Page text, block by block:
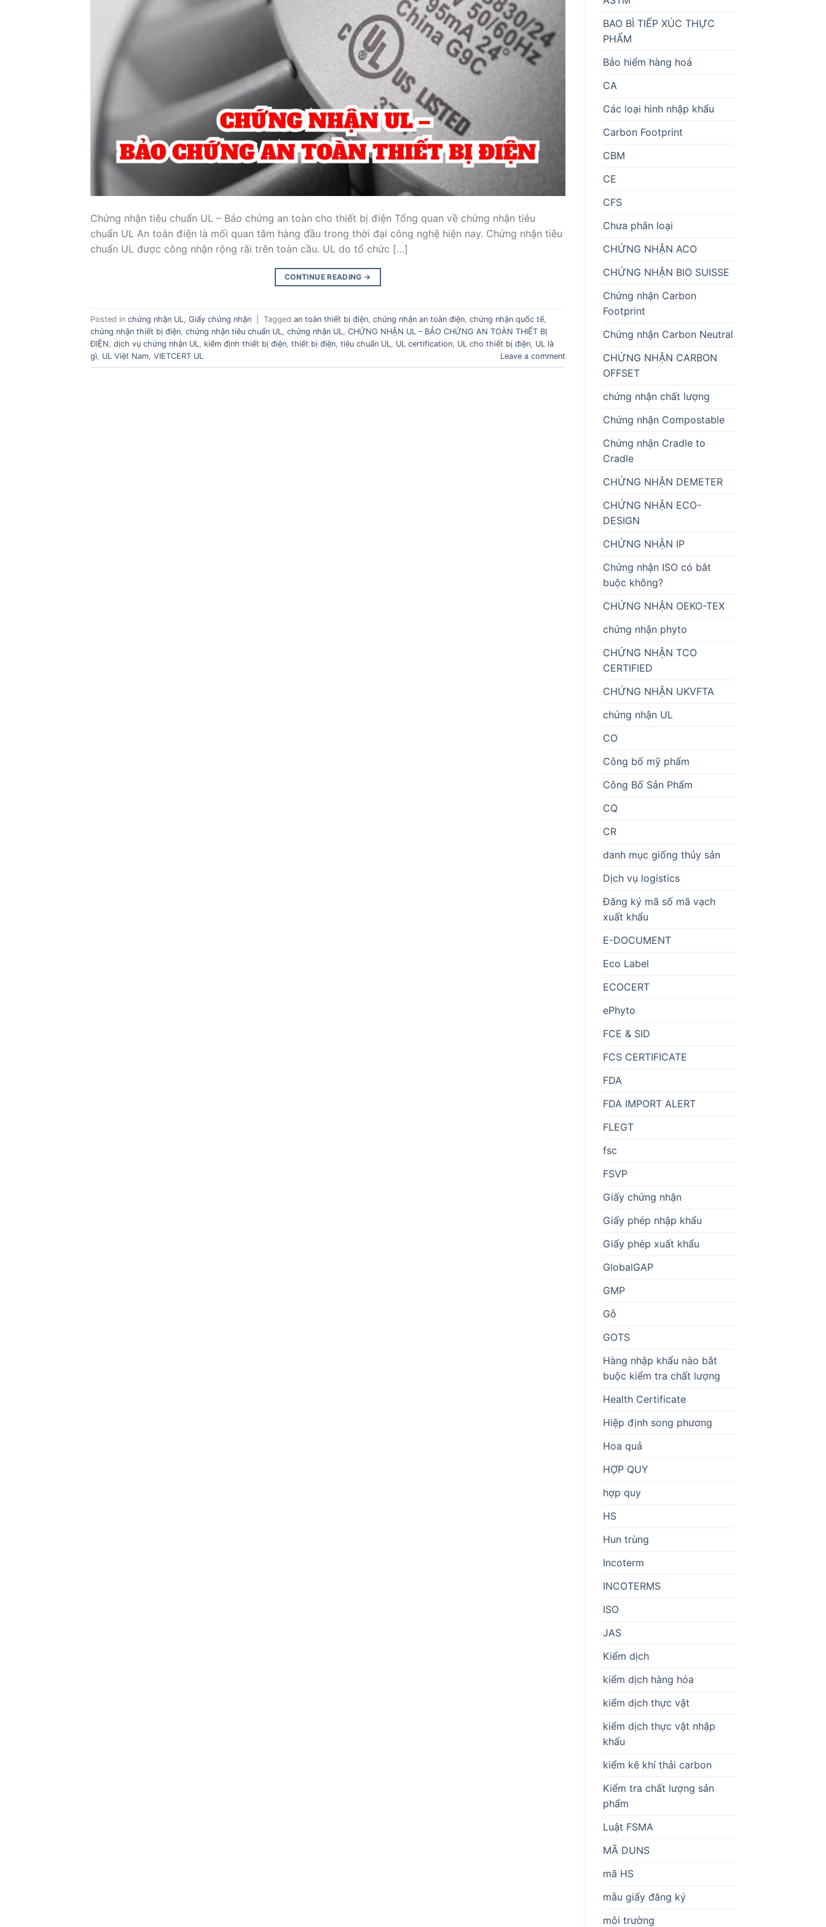
Chứng nhận tiêu chuẩn UL – Bảo chứng an toàn cho thiết bị điện Tổng quan về chứng nhận tiêu
chuẩn UL An toàn điện là mối quan tâm hàng đầu trong thời đại công nghệ hiện nay. Chứng nhận tiêu
chuẩn UL được công nhận rộng rãi trên toàn cầu. UL do tổ chức […]
CONTINUE READING →
Posted in chứng nhận UL Giấy chứng nhận Tagged an toàn thiết bị điện chứng nhận an toàn điện chứng nhận quốc tế,
chứng nhận thiết bị điện chứng nhận tiêu chuẩn UL chứng nhận UL
CHỨNG NHẬN UL – BẢO CHỨNG AN TOÀN THIẾT BỊ
ĐIỆN dịch vụ chứng nhận UL kiểm định thiết bị điện thiết bị điện tiêu chuẩn UL UL certification UL cho thiết bị điện UL là
gì
UL Việt Nam VIETCERT UL Leave a comment
BAO BÌ TIẾP XÚC THỰC
PHẨM
Bảo hiểm hàng hoá
CA
Các loại hình nhập khẩu
Carbon Footprint
CBM
CE
CFS
Chưa phân loại
CHỨNG NHẬN ACO
CHỨNG NHẬN BIO SUISSE
Chứng nhận Carbon
Footprint
Chứng nhận Carbon Neutral
CHỨNG NHẬN CARBON
OFFSET
chứng nhận chất lượng
Chứng nhận Compostable
Chứng nhận Cradle to
Cradle
CHỨNG NHẬN DEMETER
CHỨNG NHẬN ECO-
DESIGN
CHỨNG NHẬN IP
Chứng nhận ISO có bắt
buộc không?
CHỨNG NHẬN OEKO-TEX
chứng nhận phyto
CHỨNG NHẬN TCO
CERTIFIED
CHỨNG NHẬN UKVFTA
chứng nhận UL
CO
Công bố mỹ phẩm
Công Bố Sản Phẩm
CQ
CR
danh mục giống thủy sản
Dịch vụ logistics
Đăng ký mã số mã vạch
xuất khẩu
E-DOCUMENT
Eco Label
ECOCERT
ePhyto
FCE & SID
FCS CERTIFICATE
FDA
FDA IMPORT ALERT
FLEGT
fsc
FSVP
Giấy chứng nhận
Giấy phép nhập khẩu
Giấy phép xuất khẩu
GlobalGAP
GMP
Gỗ
GOTS
Hàng nhập khẩu nào bắt
buộc kiểm tra chất lượng
Health Certificate
Hiệp định song phương
Hoa quả
HỢP QUY
hợp quy
HS
Hun trùng
Incoterm
INCOTERMS
ISO
JAS
Kiểm dịch
kiểm dịch hàng hóa
kiểm dịch thực vật
kiểm dịch thực vật nhập
khẩu
kiểm kê khí thải carbon
Kiểm tra chất lượng sản
phẩm
Luật FSMA
MÃ DUNS
mã HS
mẫu giấy đăng ký
môi trường